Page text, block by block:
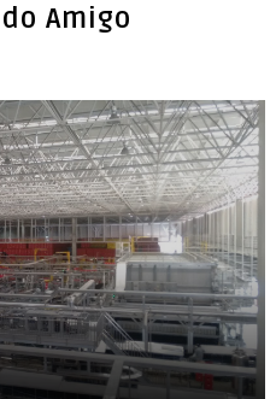
Amigo